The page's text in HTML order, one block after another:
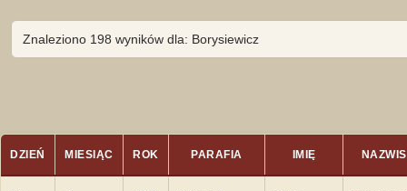
Znaleziono 198 wyników dla: Borysiewicz
DZIEŃ MIESIĄC ROK PARAFIA IMIĘ